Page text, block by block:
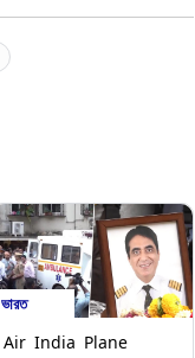
ভারত
Air India Plane